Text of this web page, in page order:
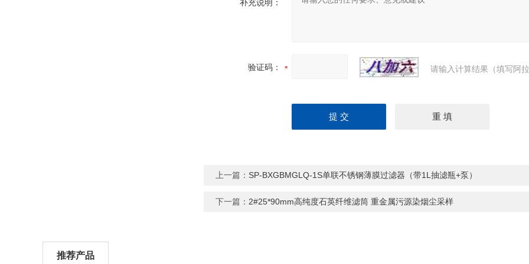
补充说明：
验证码： 请输入计算结果（填写阿
上一篇： SP-BXGBMGLQ-1S单联不锈钢薄膜过滤器（带1L抽滤瓶+泵）
下一篇： 2#25*90mm高纯度石英纤维滤筒 重金属污源染烟尘采样
推荐产品